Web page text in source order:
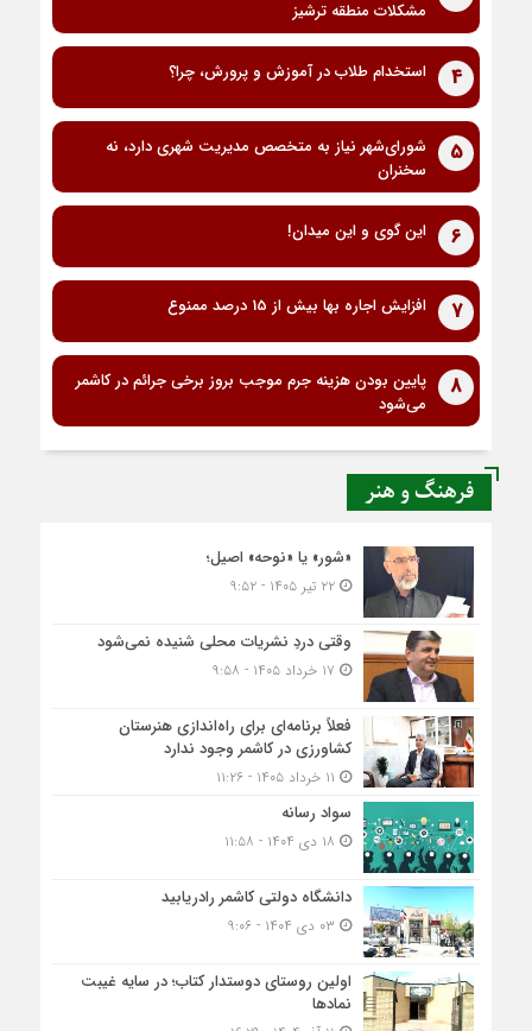
مشکلات منطقه ترشیز
4 استخدام طلاب در آموزش و پرورش، چرا؟
5
شورای‌شهر نیاز به متخصص مدیریت شهری دارد، نه
سخنران
6 این گوی و این میدان!
7 افزایش اجاره بها بیش از 15 درصد ممنوع
8
پایین بودن هزینه جرم موجب بروز برخی جرائم در کاشمر
می‌شود
فرهنگ و هنر
«شور» یا «نوحه» اصیل؛
۲۲ تیر ۱۴۰۵ - ۹:۵۲
وقتی دردِ نشریات محلی شنیده نمی‌شود
فعلاً برنامه‌ای برای راه‌اندازی هنرستان
کشاورزی در کاشمر وجود ندارد
سواد رسانه
دانشگاه دولتی کاشمر‌ رادریابید
اولین روستای دوستدار کتاب؛ در سایه غیبت
نمادها